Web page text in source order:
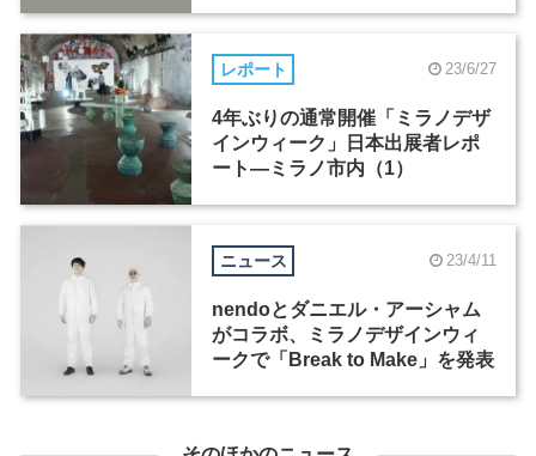
レポート 23/6/27
4年ぶりの通常開催「ミラノデザ
インウィーク」日本出展者レポ
ート―ミラノ市内（1）
ニュース 23/4/11
nendoとダニエル・アーシャム
がコラボ、ミラノデザインウィ
ークで「Break to Make」を発表